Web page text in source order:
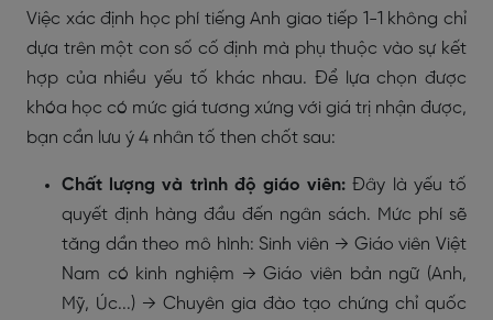
Việc xác định học phí tiếng Anh giao tiếp 1-1 không chỉ
dựa trên một con số cố định mà phụ thuộc vào sự kết
hợp của nhiều yếu tố khác nhau. Để lựa chọn được
khóa học có mức giá tương xứng với giá trị nhận được,
bạn cần lưu ý 4 nhân tố then chốt sau:
Chất lượng và trình độ giáo viên:Đây là yếu tố
quyết định hàng đầu đến ngân sách. Mức phí sẽ
tăng dần theo mô hình: Sinh viên → Giáo viên Việt
Nam có kinh nghiệm → Giáo viên bản ngữ (Anh,
Mỹ, Úc...) → Chuyên gia đào tạo chứng chỉ quốc